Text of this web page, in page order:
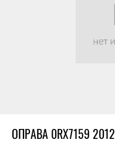
ОПРАВА 0RX7159 2012